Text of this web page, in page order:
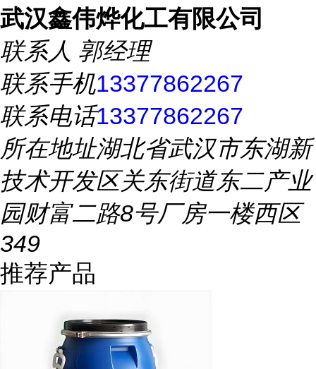
武汉鑫伟烨化工有限公司
联系人 郭经理
联系手机13377862267
联系电话13377862267
所在地址湖北省武汉市东湖新
技术开发区关东街道东二产业
园财富二路8号厂房一楼西区
349
推荐产品